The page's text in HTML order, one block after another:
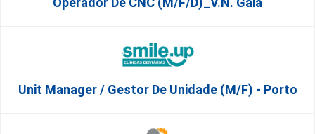
Unit Manager / Gestor De Unidade (M/F) - Porto